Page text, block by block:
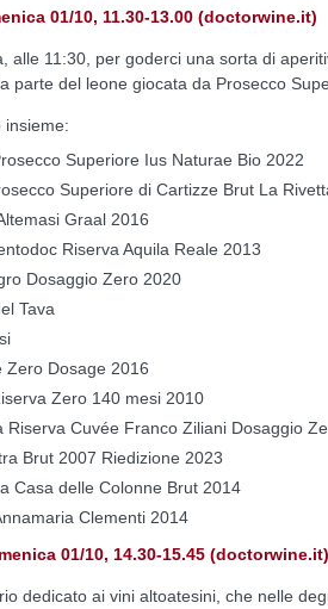
01/10, 11.30-13.00 (doctorwine.it)
alle 11:30, per goderci una sorta di
parte del leone giocata da Prosecco
insieme:
Superiore Ius Naturae Bio 2022
Superiore di Cartizze Brut La
Graal 2016
Riserva Aquila Reale 2013
Dosaggio Zero 2020
Tava
Zero Dosage 2016
Zero 140 mesi 2010
Cuvée Franco Ziliani Dosaggio
Brut 2007 Riedizione 2023
Casa delle Colonne Brut 2014
Clementi 2014
01/10, 14.30-15.45 (doctorwine.it)
dedicato ai vini altoatesini, che nelle